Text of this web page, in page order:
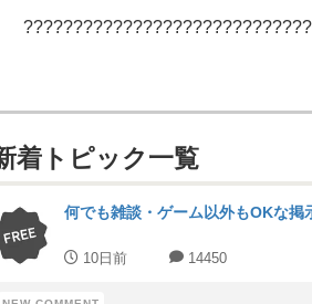
着トピック一覧
何でも雑談・ゲーム以外もOKな掲
10日前 14450